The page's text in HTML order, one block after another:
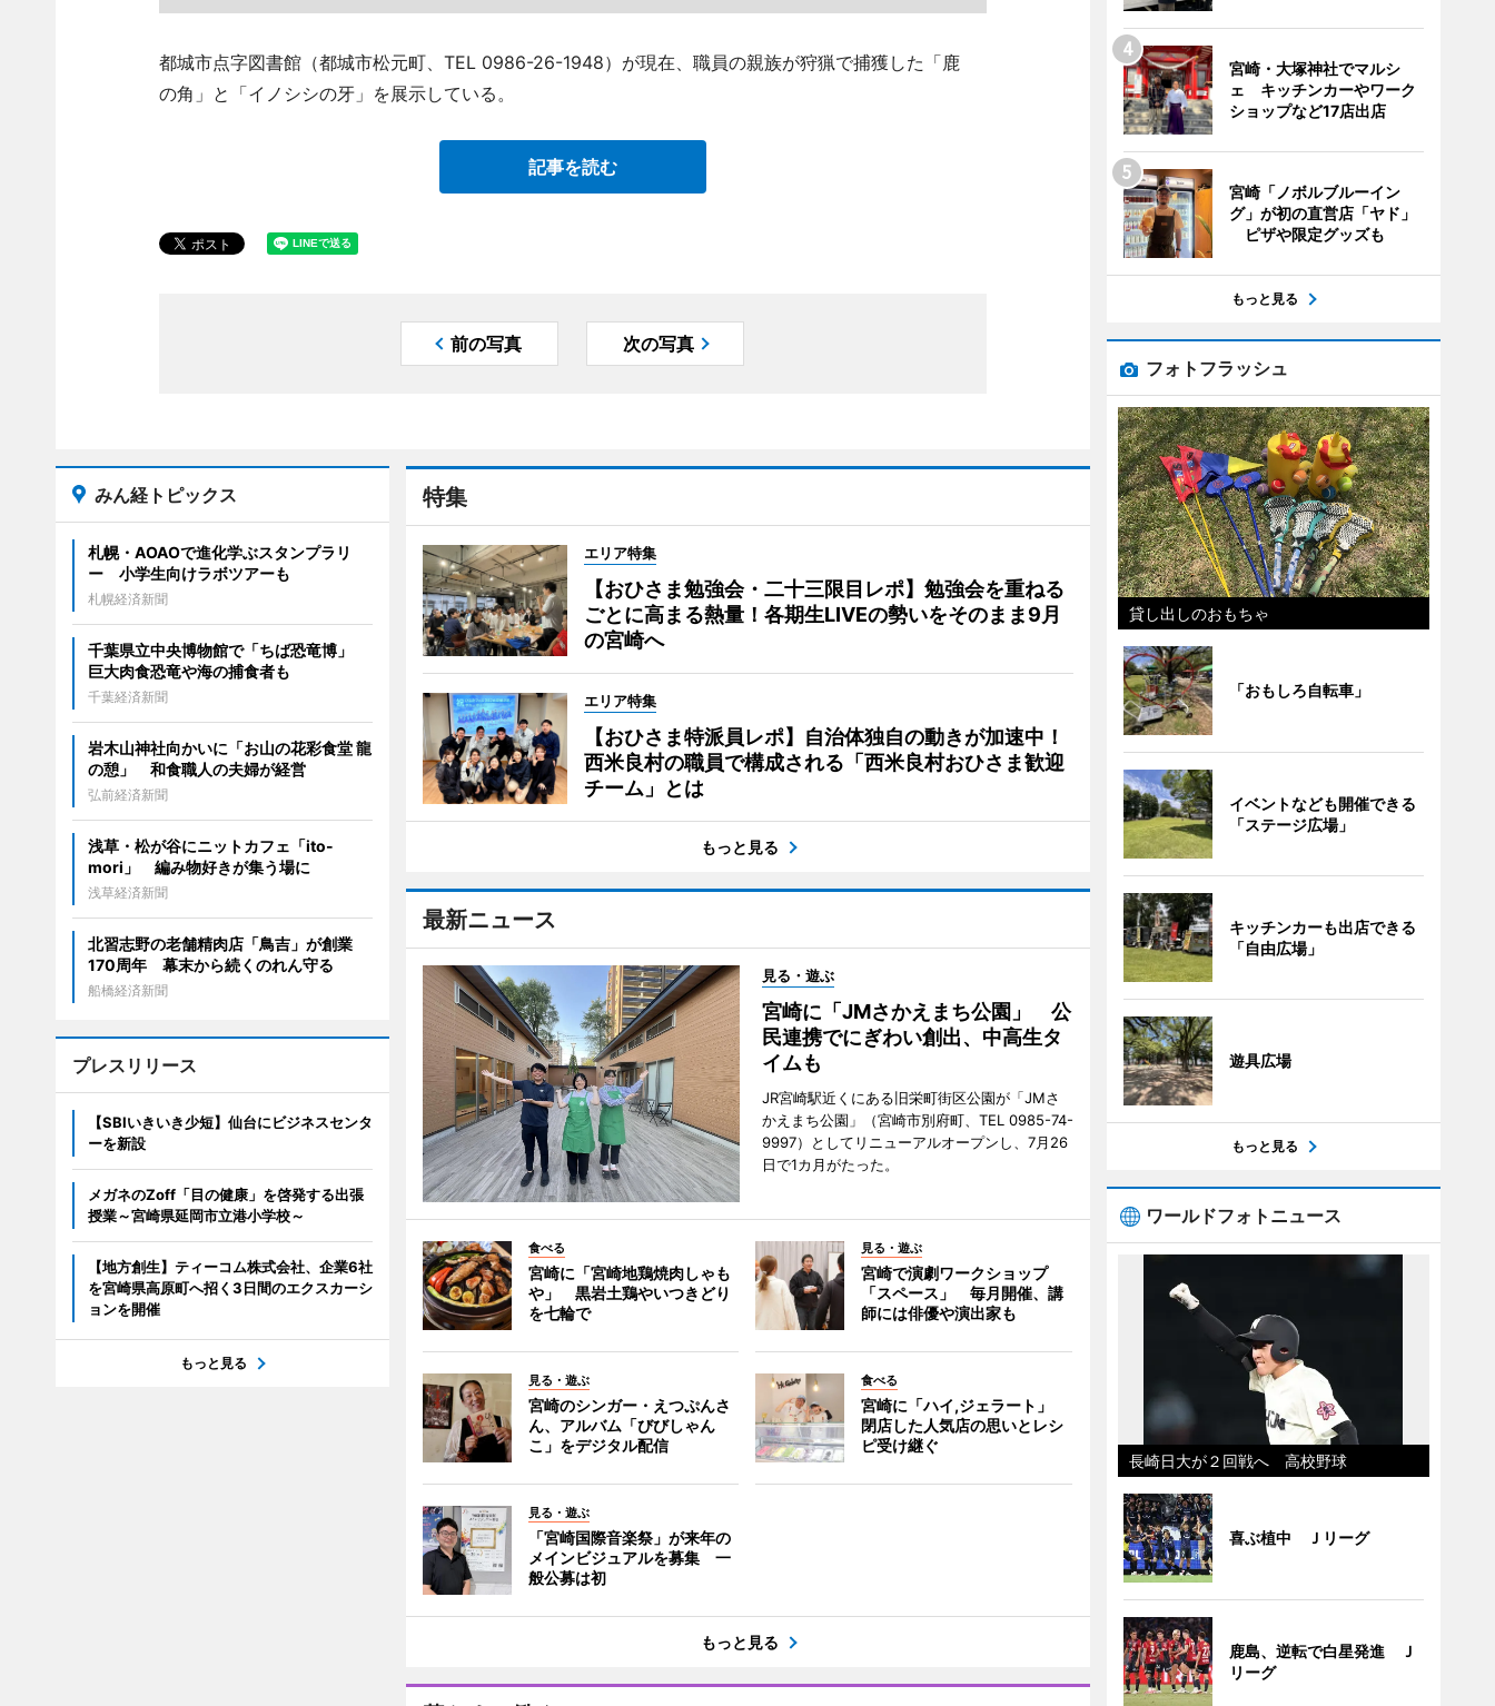
都城市点字図書館（都城市松元町、TEL 0986-26-1948）が現在、職員の親族が狩猟で捕獲した「鹿
の角」と「イノシシの牙」を展示している。
記事を読む
前の写真 次の写真
特集
エリア特集
【おひさま勉強会・二十三限目レポ】勉強会を重ねる
ごとに高まる熱量！各期生LIVEの勢いをそのまま9月
の宮崎へ
エリア特集
【おひさま特派員レポ】自治体独自の動きが加速中！
西米良村の職員で構成される「西米良村おひさま歓迎
チーム」とは
もっと見る
最新ニュース
見る・遊ぶ
宮崎に「JMさかえまち公園」 公
民連携でにぎわい創出、中高生タ
イムも
JR宮崎駅近くにある旧栄町街区公園が「JMさ
かえまち公園」（宮崎市別府町、TEL 0985-74-
9997）としてリニューアルオープンし、7月26
日で1カ月がたった。
食べる
宮崎に「宮崎地鶏焼肉しゃも
や」 黒岩土鶏やいつきどり
を七輪で
見る・遊ぶ
宮崎で演劇ワークショップ
「スペース」 毎月開催、講
師には俳優や演出家も
見る・遊ぶ
宮崎のシンガー・えつぷんさ
ん、アルバム「びびしゃん
こ」をデジタル配信
食べる
宮崎に「ハイ,ジェラート」
閉店した人気店の思いとレシ
ピ受け継ぐ
見る・遊ぶ
「宮崎国際音楽祭」が来年の
メインビジュアルを募集 一
般公募は初
もっと見る
みん経トピックス
札幌・AOAOで進化学ぶスタンプラリ
ー 小学生向けラボツアーも
札幌経済新聞
千葉県立中央博物館で「ちば恐竜博」
巨大肉食恐竜や海の捕食者も
千葉経済新聞
岩木山神社向かいに「お山の花彩食堂 龍
の憩」 和食職人の夫婦が経営
弘前経済新聞
浅草・松が谷にニットカフェ「ito-
mori」 編み物好きが集う場に
浅草経済新聞
北習志野の老舗精肉店「鳥吉」が創業
170周年 幕末から続くのれん守る
船橋経済新聞
プレスリリース
【SBIいきいき少短】仙台にビジネスセンタ
ーを新設
メガネのZoff「目の健康」を啓発する出張
授業～宮崎県延岡市立港小学校～
【地方創生】ティーコム株式会社、企業6社
を宮崎県高原町へ招く3日間のエクスカーシ
ョンを開催
もっと見る
宮崎・大塚神社でマルシ
ェ キッチンカーやワーク
ショップなど17店出店
宮崎「ノボルブルーイン
グ」が初の直営店「ヤド」
ピザや限定グッズも
もっと見る
フォトフラッシュ
貸し出しのおもちゃ
「おもしろ自転車」
イベントなども開催できる
「ステージ広場」
キッチンカーも出店できる
「自由広場」
遊具広場
もっと見る
ワールドフォトニュース
長崎日大が２回戦へ 高校野球
喜ぶ植中 Ｊリーグ
鹿島、逆転で白星発進 Ｊ
リーグ